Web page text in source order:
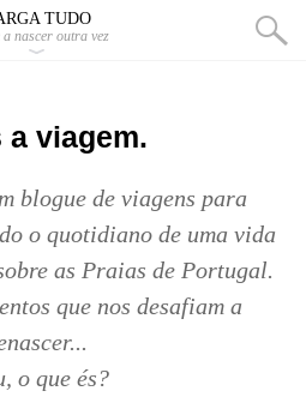
TUDO
a nascer outra vez
a viagem.
blogue de viagens para
o quotidiano de uma vida
as Praias de Portugal.
que nos desafiam a
o que és?